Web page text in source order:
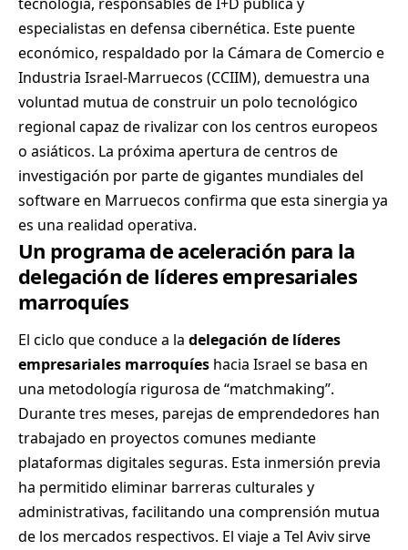
especialistas en defensa cibernética. Este puente
económico, respaldado por la Cámara de Comercio e
Industria Israel-Marruecos (CCIIM), demuestra una
voluntad mutua de construir un polo tecnológico
regional capaz de rivalizar con los centros europeos
o asiáticos. La próxima apertura de centros de
investigación por parte de gigantes mundiales del
software en Marruecos confirma que esta sinergia ya
es una realidad operativa.
Un programa de aceleración para la
delegación de líderes empresariales
marroquíes
El ciclo que conduce a la delegación de líderes
empresariales marroquíes hacia Israel se basa en
una metodología rigurosa de “matchmaking”.
Durante tres meses, parejas de emprendedores han
trabajado en proyectos comunes mediante
plataformas digitales seguras. Esta inmersión previa
ha permitido eliminar barreras culturales y
administrativas, facilitando una comprensión mutua
de los mercados respectivos. El viaje a Tel Aviv sirve